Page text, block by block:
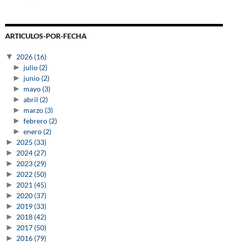
ARTICULOS-POR-FECHA
▼ 2026 (16)
► julio (2)
► junio (2)
► mayo (3)
► abril (2)
► marzo (3)
► febrero (2)
► enero (2)
► 2025 (33)
► 2024 (27)
► 2023 (29)
► 2022 (50)
► 2021 (45)
► 2020 (37)
► 2019 (33)
► 2018 (42)
► 2017 (50)
► 2016 (79)